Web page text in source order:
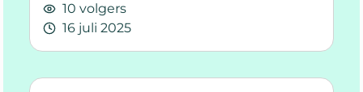
10 volgers
16 juli 2025
Lees meer over Een mens lijdt dikwijls het